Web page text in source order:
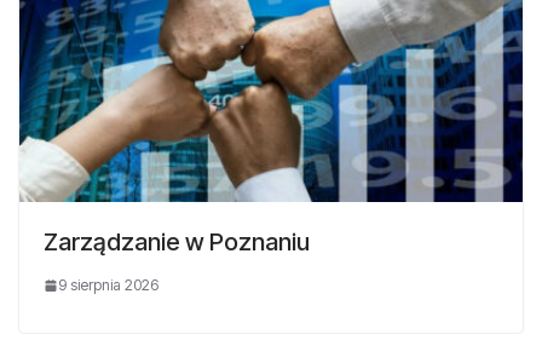
Zarządzanie w Poznaniu
9 sierpnia 2026